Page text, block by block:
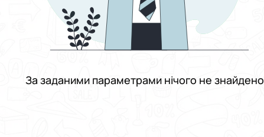
За заданими параметрами нічого не знайдено